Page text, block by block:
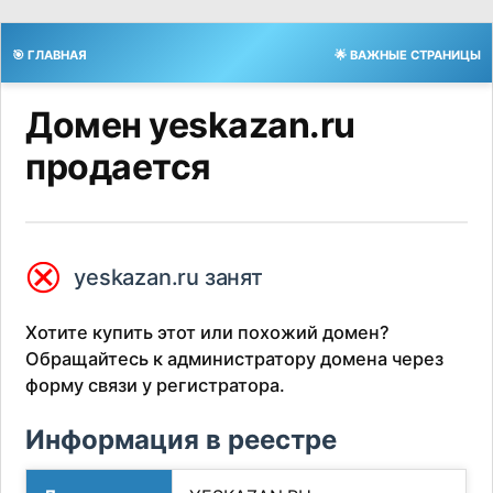
🎯 ГЛАВНАЯ 🌟 ВАЖНЫЕ СТРАНИЦЫ
Домен yeskazan.ru
продается
⮿ yeskazan.ru занят
Хотите купить этот или похожий домен?
Обращайтесь к администратору домена через
форму связи у регистратора.
Информация в реестре